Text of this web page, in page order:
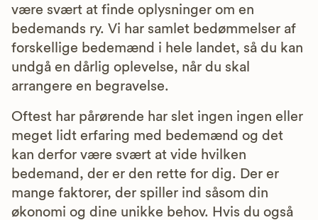
være svært at finde oplysninger om en
bedemands ry. Vi har samlet bedømmelser af
forskellige bedemænd i hele landet, så du kan
undgå en dårlig oplevelse, når du skal
arrangere en begravelse.
Oftest har pårørende har slet ingen ingen eller
meget lidt erfaring med bedemænd og det
kan derfor være svært at vide hvilken
bedemand, der er den rette for dig. Der er
mange faktorer, der spiller ind såsom din
økonomi og dine unikke behov. Hvis du også